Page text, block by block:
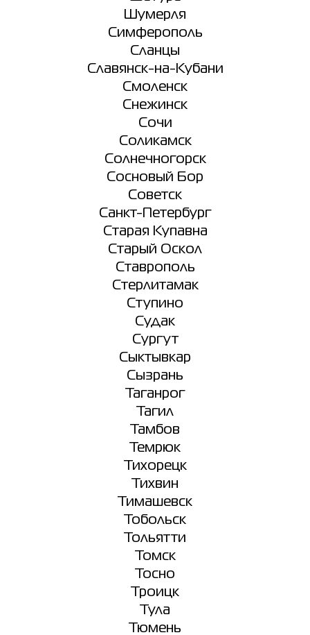
Шумерля
Симферополь
Сланцы
Славянск-на-Кубани
Смоленск
Снежинск
Сочи
Соликамск
Солнечногорск
Сосновый Бор
Советск
Санкт-Петербург
Старая Купавна
Старый Оскол
Ставрополь
Стерлитамак
Ступино
Судак
Сургут
Сыктывкар
Сызрань
Таганрог
Тагил
Тамбов
Темрюк
Тихорецк
Тихвин
Тимашевск
Тобольск
Тольятти
Томск
Тосно
Троицк
Тула
Тюмень